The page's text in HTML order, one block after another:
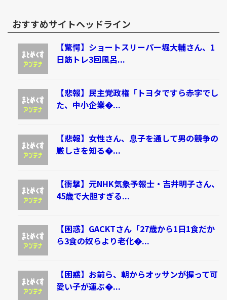
おすすめサイトヘッドライン
【驚愕】ショートスリーパー堀大輔さん、1
日筋トレ3回風呂...
【悲報】民主党政権「トヨタですら赤字でし
た、中小企業�...
【悲報】女性さん、息子を通して男の競争の
厳しさを知る�...
【衝撃】元NHK気象予報士・吉井明子さん、
45歳で大胆すぎる...
【困惑】GACKTさん「27歳から1日1食だか
ら3食の奴らより老化�...
【困惑】お前ら、朝からオッサンが握って可
愛い子が運ぶ�...